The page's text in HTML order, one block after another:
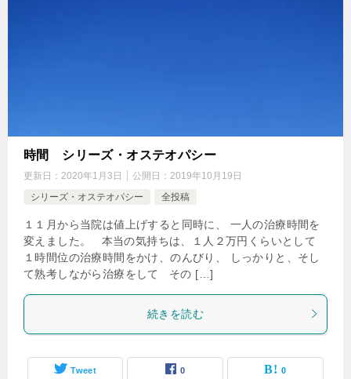
時間 シリーズ・オステオパシー
更新日： 2020年1月3日 公開日： 2019年10月19日
シリーズ・オステオパシー
全投稿
１１月から当院は値上げすると同時に、 一人の治療時間を
変えました。 本当の気持ちは、１人２万円くらいとして
１時間位の治療時間をかけ、のんびり、 しっかりと、そし
て熟考しながら治療をして その […]
続きを読む
Tweet 0 0